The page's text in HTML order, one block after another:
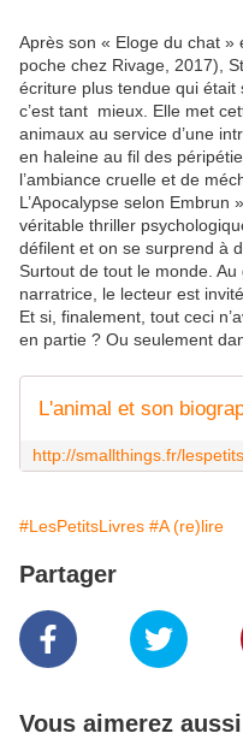
Après son « Eloge du chat »
poche chez Rivage, 2017),
écriture plus tendue qui
c’est tant mieux. Elle met
animaux au service d’une
en haleine au fil des
l’ambiance cruelle et de
L’Apocalypse selon Embrun
véritable thriller
défilent et on se surprend à
Surtout de tout le monde.
narratrice, le lecteur est
Et si, finalement, tout ceci
en partie ? Ou seulement
#LesPetitsLivres #A (re)lire
Partager
Vous aimerez aussi